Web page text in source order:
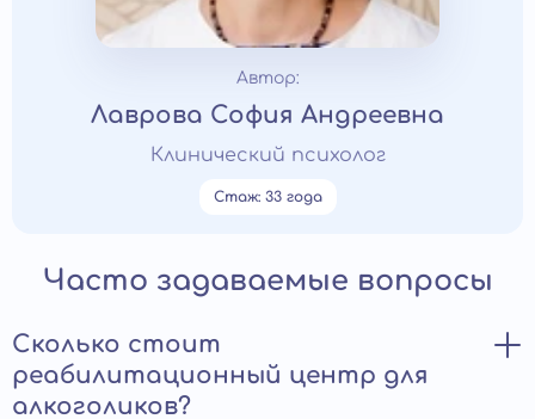
Автор:
Лаврова София Андреевна
Клинический психолог
Стаж: 33 года
Часто задаваемые вопросы
Сколько стоит
реабилитационный центр для
алкоголиков?